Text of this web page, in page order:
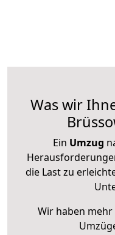
Was wir
Ein Umzug
die Last zu
Wir haben mehr